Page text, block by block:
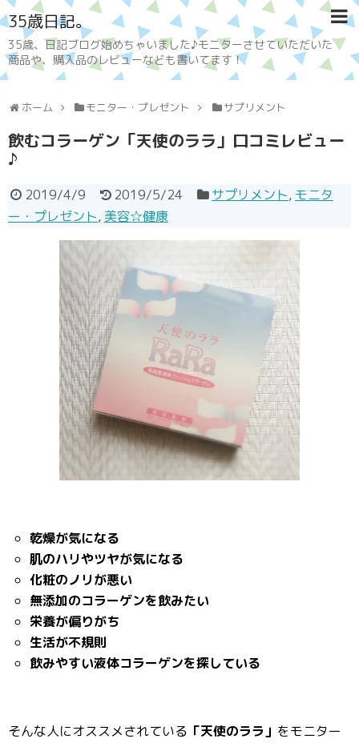
35歳日記。
35歳、日記ブログ始めちゃいました♪モニターさせていただいた
商品や、購入品のレビューなども書いてます！
ホーム モニター・プレゼント サプリメント
飲むコラーゲン「天使のララ」口コミレビュー
♪
2019/4/9 2019/5/24 サプリメント, モニタ
ー・プレゼント, 美容☆健康
乾燥が気になる
肌のハリやツヤが気になる
化粧のノリが悪い
無添加のコラーゲンを飲みたい
栄養が偏りがち
生活が不規則
飲みやすい液体コラーゲンを探している
そんな人にオススメされている 「天使のララ」 をモニター